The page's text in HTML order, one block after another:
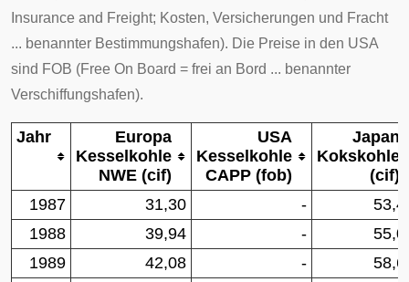
Insurance and Freight; Kosten, Versicherungen und Fracht
... benannter Bestimmungshafen). Die Preise in den USA
sind FOB (Free On Board = frei an Bord ... benannter
Verschiffungshafen).
Jahr
Europa
Kesselkohle
NWE (cif)
USA
Kesselkohle
CAPP (fob)
Japan
Kokskohle
(cif)
1987
31,30 -
1988
39,94 -
1989
42,08 -